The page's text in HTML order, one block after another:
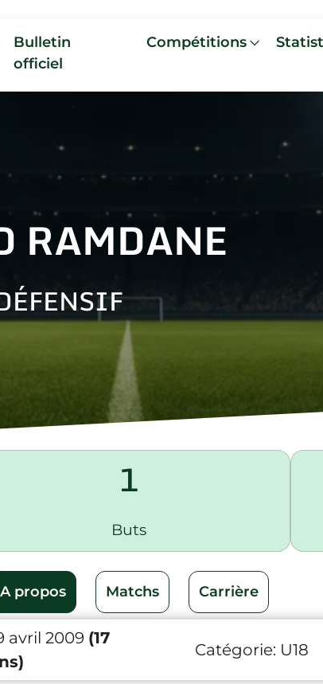
Bulletin
officiel
Compétitions
RAMDANE
1
Buts
A propos Matchs Carrière
avril 2009 (17
Catégorie: U18